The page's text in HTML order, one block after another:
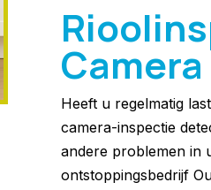
Camera
Heeft u regelmatig
camera-inspectie
andere problemen in
ontstoppingsbedrijf